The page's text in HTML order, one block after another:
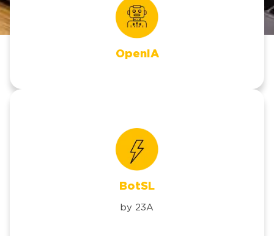
OpenIA
BotSL
by 23A